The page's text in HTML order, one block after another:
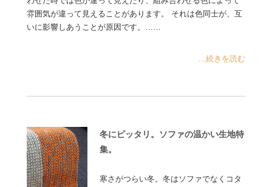
雰囲気が違って見えることがあります。 それは色同士が、互
いに影響しあうことが原因です。……
...続きを読む
冬にピッタリ。ソファの温かい生地特
集。
寒さがつらい冬。冬はソファでなくコタ